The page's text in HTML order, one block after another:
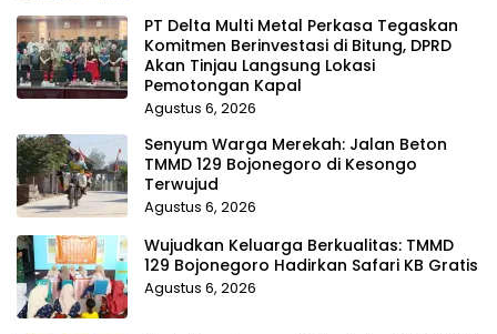
PT Delta Multi Metal Perkasa Tegaskan
Komitmen Berinvestasi di Bitung, DPRD
Akan Tinjau Langsung Lokasi
Pemotongan Kapal
Agustus 6, 2026
Senyum Warga Merekah: Jalan Beton
TMMD 129 Bojonegoro di Kesongo
Terwujud
Agustus 6, 2026
Wujudkan Keluarga Berkualitas: TMMD
129 Bojonegoro Hadirkan Safari KB Gratis
Agustus 6, 2026